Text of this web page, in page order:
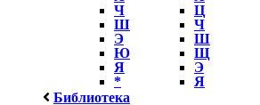
Ч
Ш
Э
Ю
Я
*
Ц
Ч
Ш
Щ
Э
Я
Библиотека